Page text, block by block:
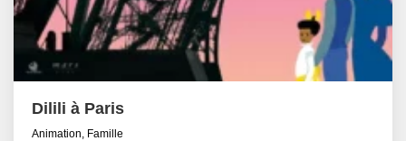
Dilili à Paris
Animation, Famille